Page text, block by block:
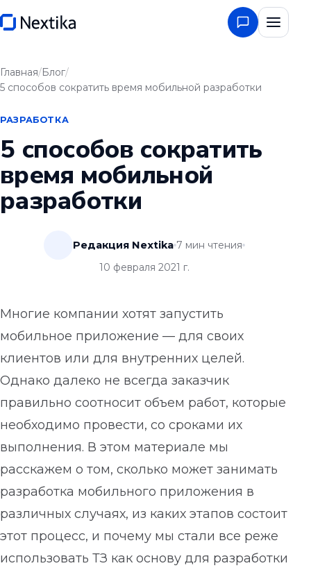
Главная/Блог/
5 способов сократить время мобильной разработки
РАЗРАБОТКА
5 способов сократить
время мобильной
разработки
Редакция Nextika 7 мин чтения
10 февраля 2021 г.
Многие компании хотят запустить
мобильное приложение — для своих
клиентов или для внутренних целей.
Однако далеко не всегда заказчик
правильно соотносит объем работ, которые
необходимо провести, со сроками их
выполнения. В этом материале мы
расскажем о том, сколько может занимать
разработка мобильного приложения в
различных случаях, из каких этапов состоит
этот процесс, и почему мы стали все реже
использовать ТЗ как основу для разработки